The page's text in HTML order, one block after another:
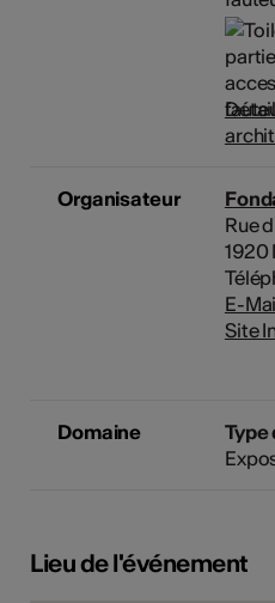
Organisateur
Rue
1920
E-
Site
Domaine
Lieu de l'événement